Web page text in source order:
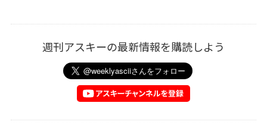
週刊アスキーの最新情報を購読しよう